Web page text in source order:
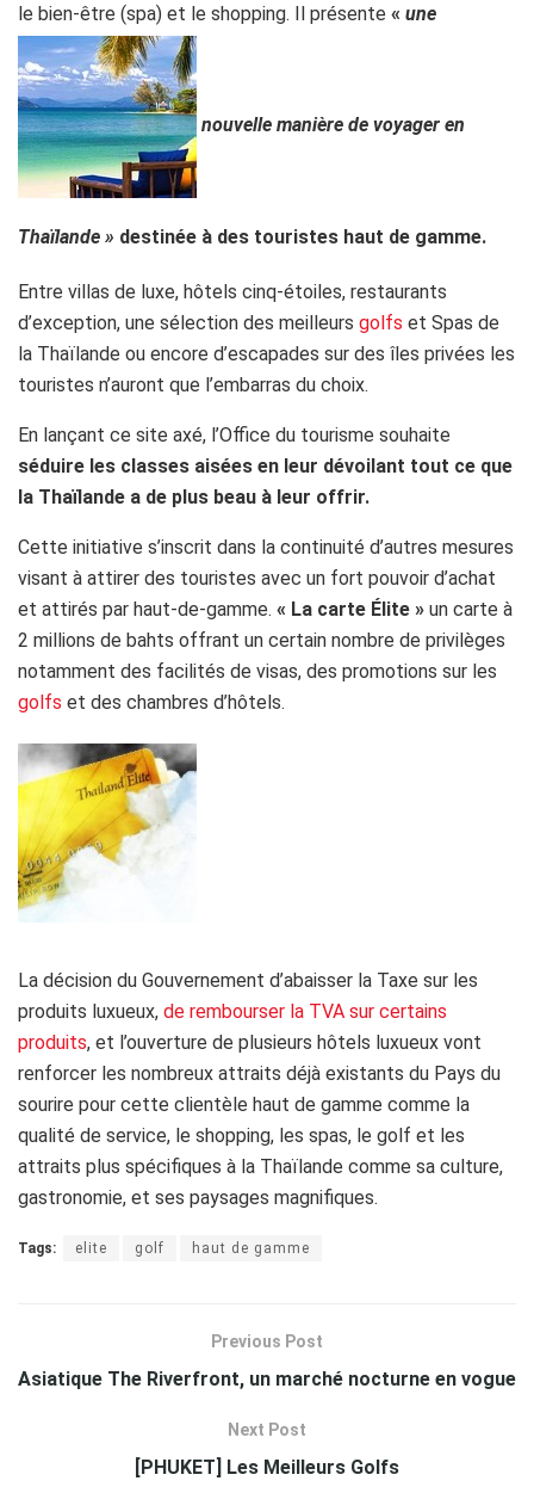
le bien-être (spa) et le shopping. Il présente « une
nouvelle manière de voyager en
Thaïlande » destinée à des touristes haut de gamme.
Entre villas de luxe, hôtels cinq-étoiles, restaurants
d’exception, une sélection des meilleurs golfs et Spas de
la Thaïlande ou encore d’escapades sur des îles privées les
touristes n’auront que l’embarras du choix.
En lançant ce site axé, l’Office du tourisme souhaite
séduire les classes aisées en leur dévoilant tout ce que
la Thaïlande a de plus beau à leur offrir.
Cette initiative s’inscrit dans la continuité d’autres mesures
visant à attirer des touristes avec un fort pouvoir d’achat
et attirés par haut-de-gamme. « La carte Élite » un carte à
2 millions de bahts offrant un certain nombre de privilèges
notamment des facilités de visas, des promotions sur les
golfs et des chambres d’hôtels.
La décision du Gouvernement d’abaisser la Taxe sur les
produits luxueux, de rembourser la TVA sur certains
produits, et l’ouverture de plusieurs hôtels luxueux vont
renforcer les nombreux attraits déjà existants du Pays du
sourire pour cette clientèle haut de gamme comme la
qualité de service, le shopping, les spas, le golf et les
attraits plus spécifiques à la Thaïlande comme sa culture,
gastronomie, et ses paysages magnifiques.
Tags: elite golf haut de gamme
Previous Post
Asiatique The Riverfront, un marché nocturne en vogue
Next Post
[PHUKET] Les Meilleurs Golfs